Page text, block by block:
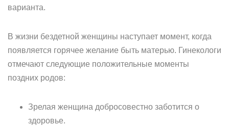
варианта.
В жизни бездетной женщины наступает момент, когда
появляется горячее желание быть матерью. Гинекологи
отмечают следующие положительные моменты
поздних родов:
Зрелая женщина добросовестно заботится о
здоровье.